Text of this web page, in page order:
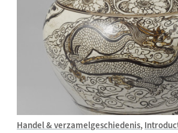
Handel & verzamelgeschiedenis